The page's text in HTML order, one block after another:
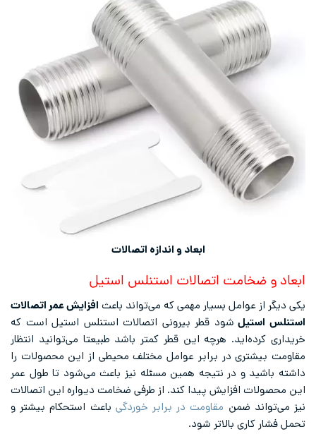
ابعاد و اندازه اتصالات
ابعاد و ضخامت اتصالات استنلس استیل
یکی دیگر از عوامل بسیار مهمی که می‌تواند باعث افزایش عمر اتصالات
استنلس استیل شود قطر بیرونی اتصالات استنلس استیل است که
خریداری کرده‌اید. هرچه این قطر کمتر باشد طبیعتا می‌توانید انتظار
مقاومت بیشتری در برابر عوامل مختلف محیطی از این محصولات را
داشته باشید و در نتیجه همین مسئله نیز باعث می‌شود تا طول عمر
این محصولات افزایش پیدا کند. از طرفی ضخامت دیواره این اتصالات
نیز می‌تواند ضمن مقاومت در برابر خوردگی باعث استحکام بیشتر و
تحمل فشار کاری بالاتر شود.